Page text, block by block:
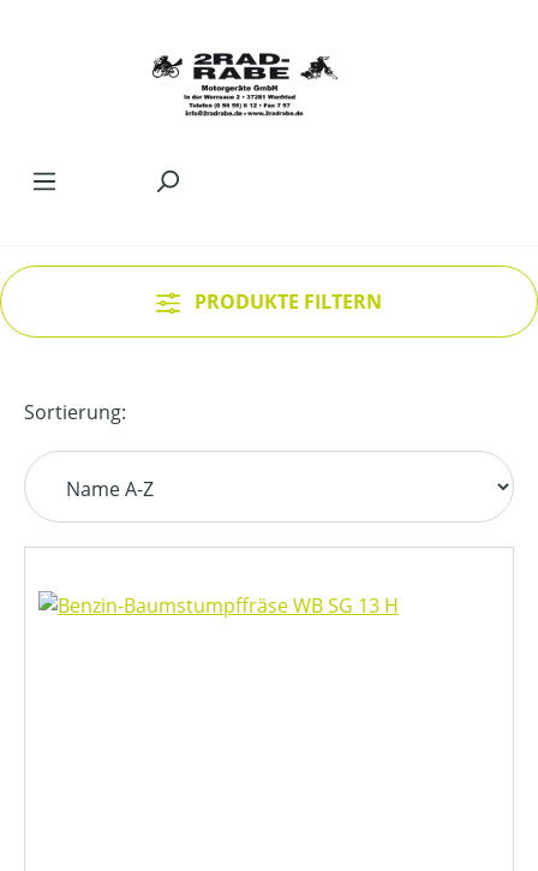
PRODUKTE FILTERN
Sortierung: